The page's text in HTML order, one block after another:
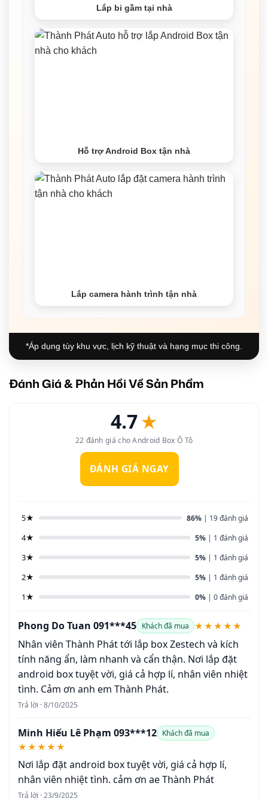
Lắp bi gầm tại nhà
Hỗ trợ Android Box tận nhà
Lắp camera hành trình tận nhà
*Áp dụng tùy khu vực, lịch kỹ thuật và hạng mục thi công.
Đánh Giá & Phản Hồi Về Sản Phẩm
4.7★
22 đánh giá cho Android Box Ô Tô
ĐÁNH GIÁ NGAY
5★ 86% | 19 đánh giá
4★ 5% | 1 đánh giá
3★ 5% | 1 đánh giá
2★ 5% | 1 đánh giá
1★ 0% | 0 đánh giá
Phong Do Tuan 091***45 Khách đã mua ★★★★★
Nhân viên Thành Phát tới lắp box Zestech và kích
tính năng ẩn, làm nhanh và cẩn thận. Nơi lắp đặt
android box tuyệt vời, giá cả hợp lí, nhân viên nhiệt
tình. Cảm ơn anh em Thành Phát.
Trả lời · 8/10/2025
Minh Hiếu Lê Phạm 093***12 Khách đã mua
★★★★★
Nơi lắp đặt android box tuyệt vời, giá cả hợp lí,
nhân viên nhiệt tình. cảm ơn ae Thành Phát
Trả lời · 23/9/2025